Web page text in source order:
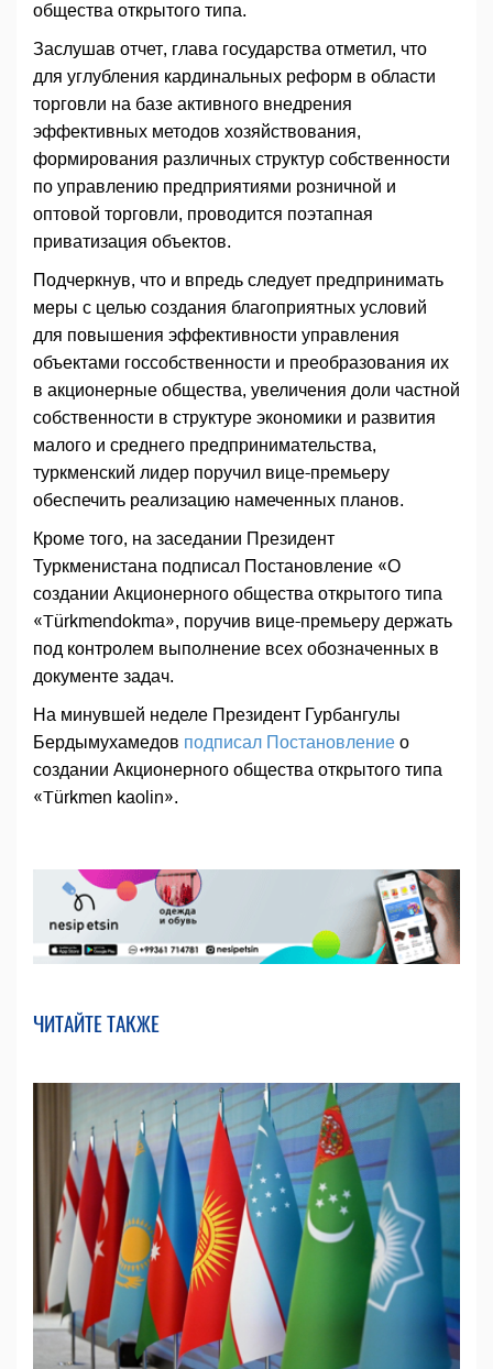
общества открытого типа.
Заслушав отчет, глава государства отметил, что
для углубления кардинальных реформ в области
торговли на базе активного внедрения
эффективных методов хозяйствования,
формирования различных структур собственности
по управлению предприятиями розничной и
оптовой торговли, проводится поэтапная
приватизация объектов.
Подчеркнув, что и впредь следует предпринимать
меры с целью создания благоприятных условий
для повышения эффективности управления
объектами госсобственности и преобразования их
в акционерные общества, увеличения доли частной
собственности в структуре экономики и развития
малого и среднего предпринимательства,
туркменский лидер поручил вице-премьеру
обеспечить реализацию намеченных планов.
Кроме того, на заседании Президент
Туркменистана подписал Постановление «О
создании Акционерного общества открытого типа
«Türkmendokma», поручив вице-премьеру держать
под контролем выполнение всех обозначенных в
документе задач.
На минувшей неделе Президент Гурбангулы
Бердымухамедов подписал Постановление о
создании Акционерного общества открытого типа
«Türkmen kaolin».
ЧИТАЙТЕ ТАКЖЕ